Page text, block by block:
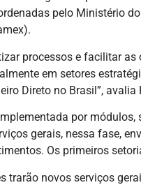
pelo Ministério
processos e facilitar
em setores
Direto no Brasil”,
por
gerais, nessa fase,
Os primeiros
trarão novos serviços